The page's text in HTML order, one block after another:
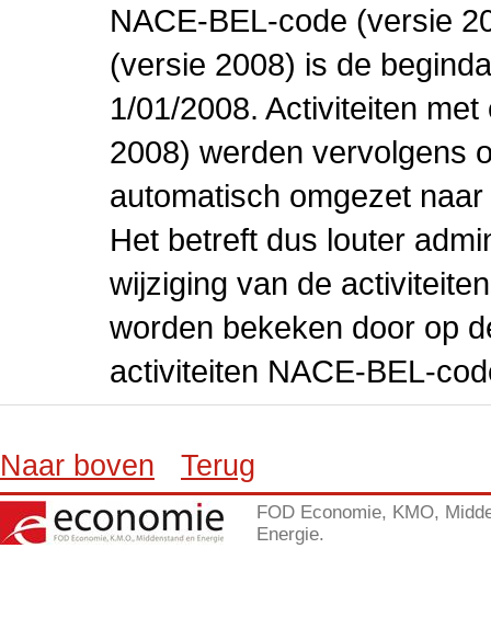
NACE-BEL-code (versie
(versie 2008) is de
1/01/2008. Activiteiten
2008) werden vervolgens
automatisch omgezet
Het betreft dus louter
wijziging van de
worden bekeken door op
activiteiten NACE-BEL-
Naar boven Terug
FOD Economie, KMO,
Energie.